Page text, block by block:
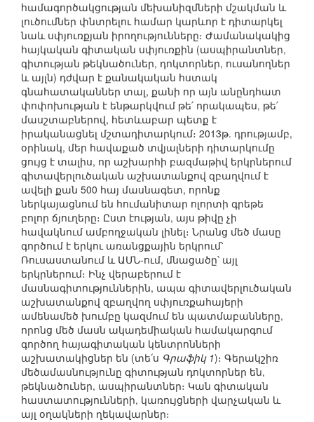
համագործակցության մեխանիզմների մշակման և
լուծումներ փնտրելու համար կարևոր է դիտարկել
նաև սփյուռքյան իրողությունները։ Ժամանակակից
հայկական գիտական սփյուռքին (ասպիրանտներ,
գիտության թեկնածուներ, դոկտորներ, ուսանողներ
և այլն) դժվար է քանակական հստակ
գնահատականներ տալ, քանի որ այն անընդհատ
փոփոխության է ենթարկվում թե՛ որակապես, թե՛
մասշտաբներով, հետևաբար պետք է
իրականացնել մշտադիտարկում։ 2013թ. դրությամբ,
օրինակ, մեր հավաքած տվյալների դիտարկումը
ցույց է տալիս, որ աշխարհի բազմաթիվ երկրներում
գիտավերլուծական աշխատանքով զբաղվում է
ավելի քան 500 հայ մասնագետ, որոնք
ներկայացնում են հումանիտար ոլորտի գրեթե
բոլոր ճյուղերը։ Ըստ էության, այս թիվը չի
հավակնում ամբողջական լինել։ Նրանց մեծ մասը
գործում է երկու առանցքային երկրում՝
Ռուսաստանում և ԱՄՆ-ում, մնացածը՝ այլ
երկրներում։ Ինչ վերաբերում է
մասնագիտություններին, ապա գիտավերլուծական
աշխատանքով զբաղվող սփյուռքահայերի
ամենամեծ խումբը կազմում են պատմաբանները,
որոնց մեծ մասն ակադեմիական համակարգում
գործող հայագիտական կենտրոնների
աշխատակիցներ են (տե՛ս Գրաֆիկ 1)։ Գերակշիռ
մեծամասնությունը գիտության դոկտորներ են,
թեկնածուներ, ասպիրանտներ։ Կան գիտական
հաստատությունների, կառույցների վարչական և
այլ օղակների ղեկավարներ։